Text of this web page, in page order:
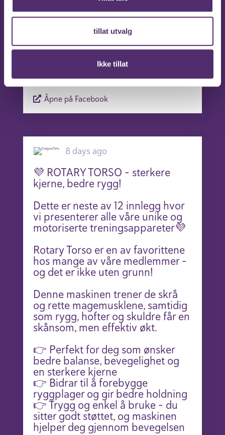
tillat utvalg
Ikke tillat
Vil du også prøve? Kontakt oss for
https://www.feelgoodfolkehelse.n
Åpne på Facebook
8 days ago
💜 ROTARY TORSO – sterkere
kjerne, bedre rygg!
Dette er neste av 12 innlegg hvor
vi presenterer alle våre unike og
motoriserte treningsappareter💜
Rotary Torso er en av favorittene
hos mange av våre medlemmer –
og det er ikke uten grunn!
Denne maskinen trener de skrå
og rette magemusklene, samtidig
som rygg, hofter og skuldre får en
skånsom, men effektiv økt.
👉 Perfekt for deg som ønsker
bedre balanse, bevegelighet og
en sterkere kjerne
👉 Bidrar til å forebygge
ryggplager og gir bedre holdning
👉 Trygg og enkel å bruke – du
sitter godt støttet, og maskinen
hjelper deg gjennom bevegelsen